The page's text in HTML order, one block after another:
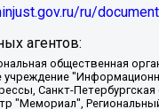
ru/
агентов:
Региональное общественное учреждение научно-информационный центр "МЕМОРИАЛ", Некоммерческая организация "Фонд защиты гласности", Автономная некоммерческая организация "Институт прав человека", Городская общественная организация "Екатеринбургское общество "МЕМОРИАЛ", Городская общественная организация "Рязанское историко-просветительское и правозащитное общество "Мемориал" (Рязанский Мемориал), Челябинский региональный орган общественной самодеятельности – женское общественное объединение "Женщины Евразии", Челябинский региональный орган общественной самодеятельности "Уральская правозащитная группа", Фонд содействия защите здоровья и социальной справедливости имени Андрея Рылькова, Автономная Некоммерческая Организация "Аналитический Центр Юрия Левады", Автономная некоммерческая организация социальной поддержки населения "Проект Апрель", Региональная общественная организация помощи женщинам и детям, находящимся в кризисной ситуации "Информационно-методический центр "Анна", Фонд содействия развитию массовых коммуникаций и правовому просвещению "Так-так-Так", Фонд содействия устойчивому развитию "Серебряная тайга", Свердловский региональный общественный фонд социальных проектов "Новое время", "Idel.Реалии", Кавказ.Реалии, Крым.Реалии, Телеканал Настоящее Время, Татаро-башкирская служба Радио Свобода (Azatliq Radiosi), Радио